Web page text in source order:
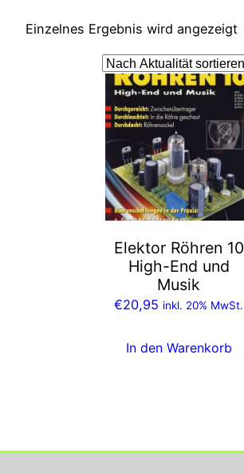
Einzelnes Ergebnis wird angezeigt
Elektor Röhren 10
High-End und
Musik
€20,95 inkl. 20% MwSt.
In den Warenkorb